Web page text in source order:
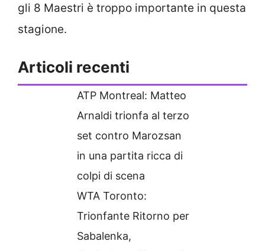
gli 8 Maestri è troppo importante in questa
stagione.
Articoli recenti
ATP Montreal: Matteo
Arnaldi trionfa al terzo
set contro Marozsan
in una partita ricca di
colpi di scena
WTA Toronto:
Trionfante Ritorno per
Sabalenka,